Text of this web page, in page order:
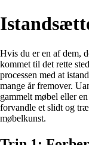
Hvis du er en af dem,
kommet til det rette
processen med at
mange år fremover.
gammelt møbel eller
forvandle et slidt og
møbelkunst.